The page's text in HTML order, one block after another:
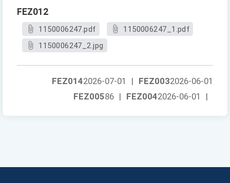
FEZ012
1150006247.pdf
1150006247_1.pdf
1150006247_2.jpg
FEZ0032026-06-01
FEZ0142026-07-01
|
FEZ0042026-06-01 |
FEZ00586 |